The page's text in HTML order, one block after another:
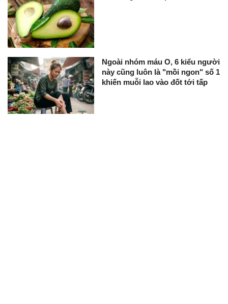
Ngoài nhóm máu O, 6 kiểu người
này cũng luôn là "mồi ngon" số 1
khiến muỗi lao vào đốt tới tấp